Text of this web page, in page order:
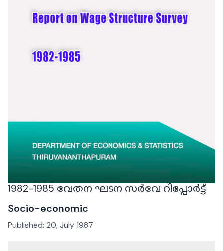
1982-1985 വേതന ഘടന സർവേ റിപ്പോർട്ട്
Socio-economic
Published: 20, July 1987